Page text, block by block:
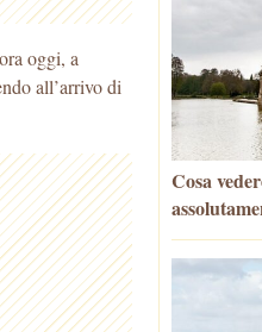
oggi, a
all’arrivo di
Cosa